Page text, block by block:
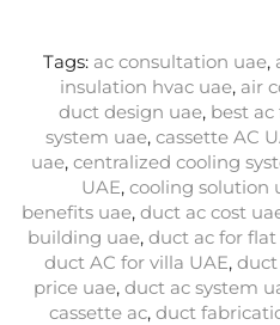
Tags: ac consultation uae,
insulation hvac uae, air
duct design uae, best ac
system uae, cassette AC
uae, centralized cooling
UAE, cooling solution
benefits uae, duct ac cost
building uae, duct ac for flat
duct AC for villa UAE, duct
price uae, duct ac system
cassette ac, duct